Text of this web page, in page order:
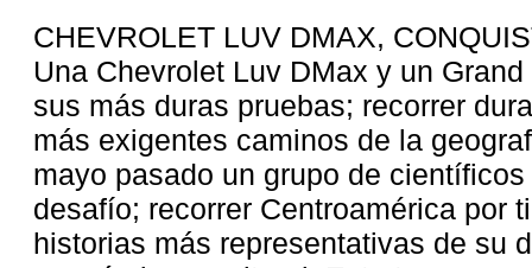
CHEVROLET LUV DMAX,
Una Chevrolet Luv DMax y un
sus más duras pruebas; recorrer
más exigentes caminos de la
mayo pasado un grupo de
desafío; recorrer Centroamérica por
historias más representativas de su